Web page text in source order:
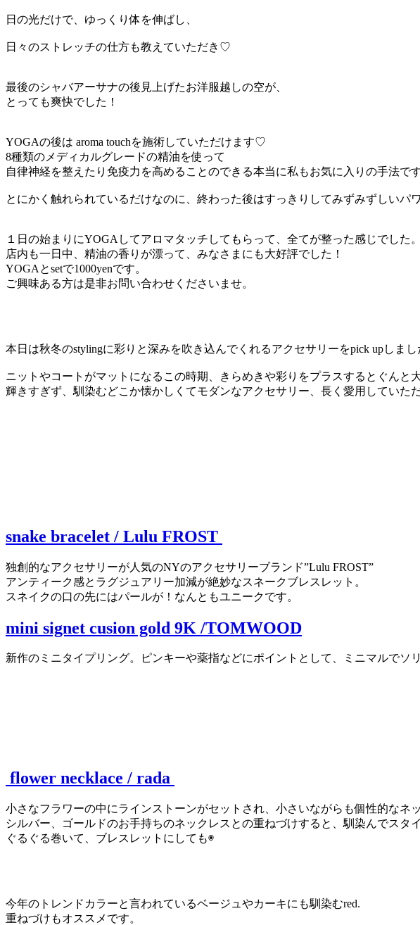
日の光だけで、ゆっくり体を伸ばし、
日々のストレッチの仕方も教えていただき♡
最後のシャバアーサナの後見上げたお洋服越しの空が、
とっても爽快でした！
YOGAの後は aroma touchを施術していただけます♡
8種類のメディカルグレードの精油を使って
自律神経を整えたり免疫力を高めることのできる本当に私もお気に入りの手法です
とにかく触れられているだけなのに、終わった後はすっきりしてみずみずしいパ
１日の始まりにYOGAしてアロマタッチしてもらって、全てが整った感じでした。
店内も一日中、精油の香りが漂って、みなさまにも大好評でした！
YOGAとsetで1000yenです。
ご興味ある方は是非お問い合わせくださいませ。
本日は秋冬のstylingに彩りと深みを吹き込んでくれるアクセサリーをpick upしまし
ニットやコートがマットになるこの時期、きらめきや彩りをプラスするとぐんと
輝きすぎず、馴染むどこか懐かしくてモダンなアクセサリー、長く愛用していた
snake bracelet / Lulu FROST
独創的なアクセサリーが人気のNYのアクセサリーブランド”Lulu FROST”
アンティーク感とラグジュアリー加減が絶妙なスネークブレスレット。
スネイクの口の先にはパールが！なんともユニークです。
mini signet cusion gold 9K /TOMWOOD
新作のミニタイプリング。ピンキーや薬指などにポイントとして、ミニマルで
flower necklace / rada
小さなフラワーの中にラインストーンがセットされ、小さいながらも個性的なネッ
シルバー、ゴールドのお手持ちのネックレスとの重ねづけすると、馴染んでスタ
ぐるぐる巻いて、ブレスレットにしても◉
今年のトレンドカラーと言われているベージュやカーキにも馴染むred.
重ねづけもオススメです。